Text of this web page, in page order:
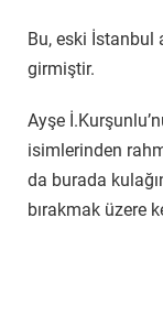
Bu, eski İstanbul
girmiştir.
Ayşe
isimlerinden
da burada
bırakmak üzere